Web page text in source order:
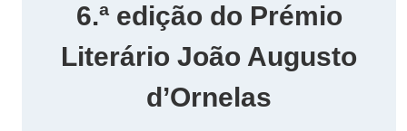
6.ª edição do Prémio
Literário João Augusto
d’Ornelas